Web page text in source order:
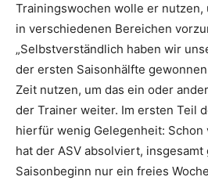
Trainingswochen wolle er nutzen,
in verschiedenen Bereichen
„Selbstverständlich haben wir
der ersten Saisonhälfte
Zeit nutzen, um das ein oder
der Trainer weiter. Im ersten Teil
hierfür wenig Gelegenheit: Schon
hat der ASV absolviert, insgesamt
Saisonbeginn nur ein freies